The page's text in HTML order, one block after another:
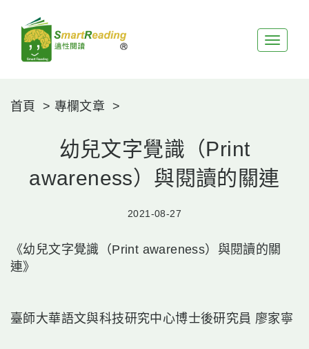
展
首頁 專欄文章
幼兒文字覺識（Print
awareness）與閱讀的關連
2021-08-27
《幼兒文字覺識（Print awareness）與閱讀的關
連》
臺師大華語文與科技研究中心博士後研究員 廖家寧